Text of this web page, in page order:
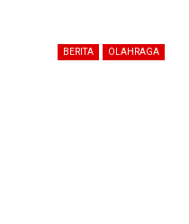
BERITA OLAHRAGA